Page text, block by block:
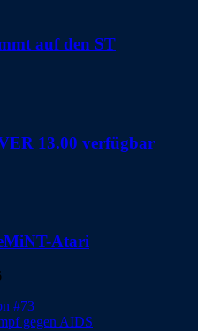
auf den ST
13.00 verfügbar
Atari
#73
gegen AIDS